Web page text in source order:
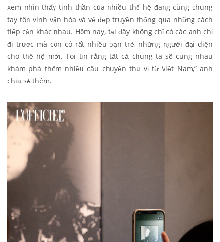
xem nhìn thấy tinh thần của nhiều thế hệ đang cùng chung
tay tôn vinh văn hóa và vẻ đẹp truyền thống qua những cách
tiếp cận khác nhau. Hôm nay, tại đây không chỉ có các anh chị
đi trước mà còn có rất nhiều bạn trẻ, những người đại diện
cho thế hệ mới. Tôi tin rằng tất cả chúng ta sẽ cùng nhau
khám phá thêm nhiều câu chuyện thú vị từ Việt Nam,” anh
chia sẻ thêm.